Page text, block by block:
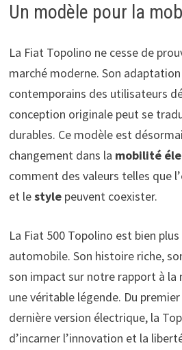
Un modèle pour la
La Fiat Topolino ne cesse de
marché moderne. Son
contemporains des utilisateurs
conception originale peut se
durables. Ce modèle est
changement dans la mobilité
comment des valeurs telles que l’
et lestylepeuvent coexister.
La Fiat 500 Topolino est bien plus
automobile. Son histoire riche,
son impact sur notre rapport à la
une véritable légende. Du
dernière version électrique, la
d’incarner l’innovation et la